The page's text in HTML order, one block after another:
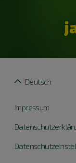
Impressum
Deutsch